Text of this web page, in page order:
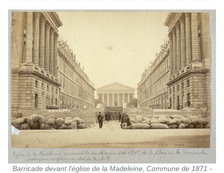
Barricade devant l'église de la Madeleine, Commune de 1871 -